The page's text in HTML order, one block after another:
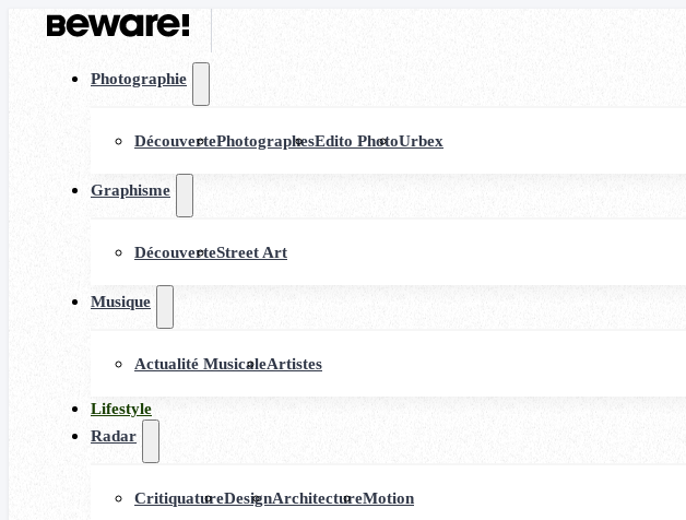
Photographie
DécouvertePhotographesEdito PhotoUrbex
Graphisme
DécouverteStreet Art
Musique
Actualité MusicaleArtistes
Lifestyle
Radar
CritiquatureDesignArchitectureMotion